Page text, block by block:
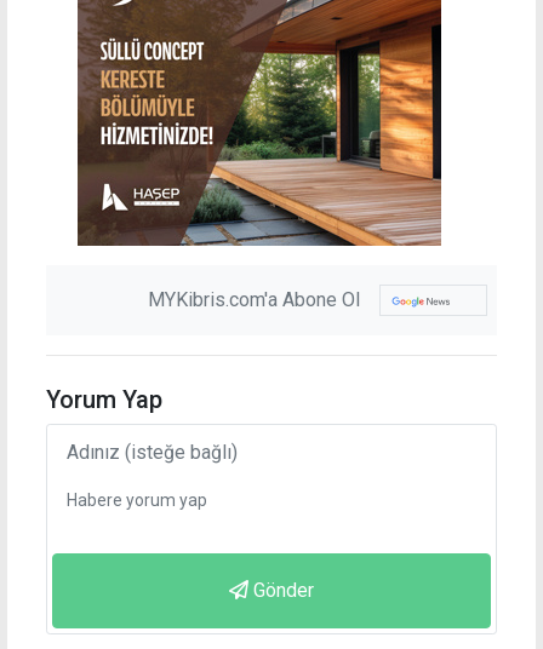
MYKibris.com'a Abone Ol
Yorum Yap
Gönder